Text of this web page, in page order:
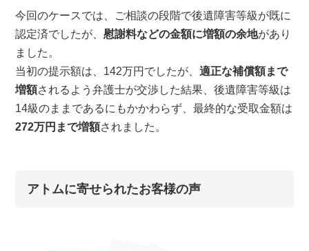
今回のケースでは、ご相談の段階で後遺障害等級が既に
認定済でしたが、慰謝料などの金額に増額の余地があり
ました。
当初の提示額は、142万円でしたが、適正な補償額まで
増額されるよう弁護士が交渉した結果、後遺障害等級は
14級のままであるにもかかわらず、最終的な受取金額は
272万円まで増額されました。
アトムに寄せられたお客様の声